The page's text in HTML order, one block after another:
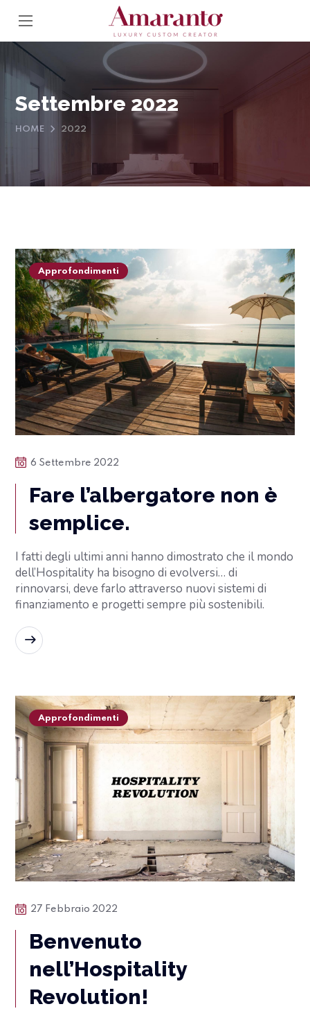
Settembre 2022
HOME 2022
Approfondimenti
6 Settembre 2022
Fare l’albergatore non è
semplice.
I fatti degli ultimi anni hanno dimostrato che il mondo
dell’Hospitality ha bisogno di evolversi… di
rinnovarsi, deve farlo attraverso nuovi sistemi di
finanziamento e progetti sempre più sostenibili.
Approfondimenti
27 Febbraio 2022
Benvenuto
nell’Hospitality
Revolution!